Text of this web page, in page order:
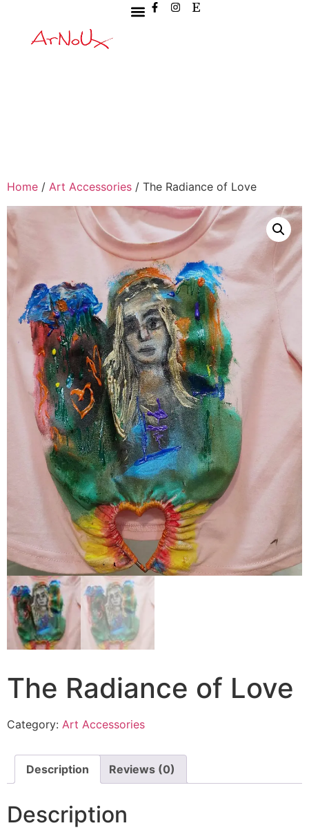
Home / Art Accessories / The Radiance of Love
The Radiance of Love
Category: Art Accessories
Description Reviews (0)
Description